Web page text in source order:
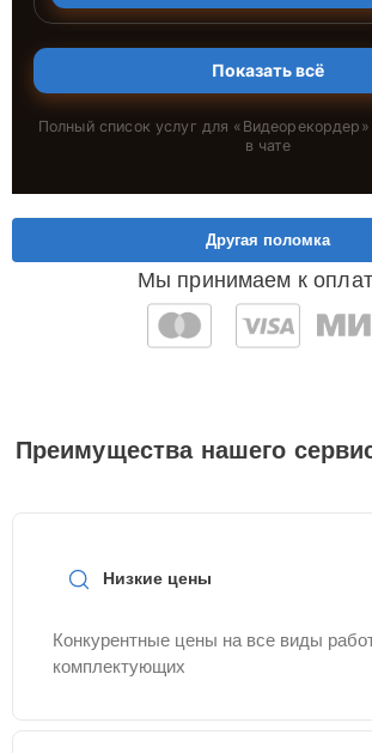
Показать всё
Полный список услуг для « Видеорекордер
в чате
Мы принимаем к
Другая поломка
Преимущества нашего
Низкие цены
Конкурентные цены на все виды
комплектующих